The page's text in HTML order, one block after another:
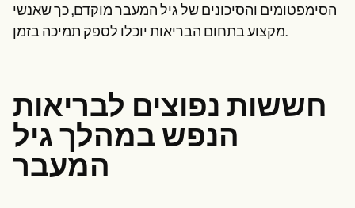
הסימפטומים והסיכונים של גיל המעבר מוקדם, כך שאנשי
מקצוע בתחום הבריאות יוכלו לספק תמיכה בזמן.
חששות נפוצים לבריאות
הנפש במהלך גיל
המעבר